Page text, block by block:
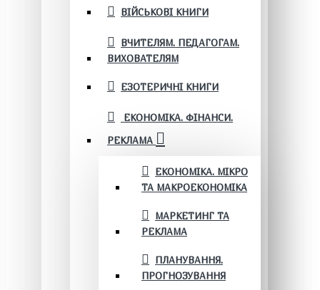
ВІЙСЬКОВІ КНИГИ
ВЧИТЕЛЯМ. ПЕДАГОГАМ.
ВИХОВАТЕЛЯМ
ЕЗОТЕРИЧНІ КНИГИ
ЕКОНОМІКА. ФІНАНСИ.
РЕКЛАМА
ЕКОНОМІКА. МІКРО
ТА МАКРОЕКОНОМІКА
МАРКЕТИНГ ТА
РЕКЛАМА
ПЛАНУВАННЯ.
ПРОГНОЗУВАННЯ